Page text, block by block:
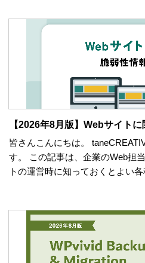
【2026年8月版】Webサイト
皆さんこんにちは。
す。 この記事は、企業のWeb担
トの運営時に知っておくとよい各